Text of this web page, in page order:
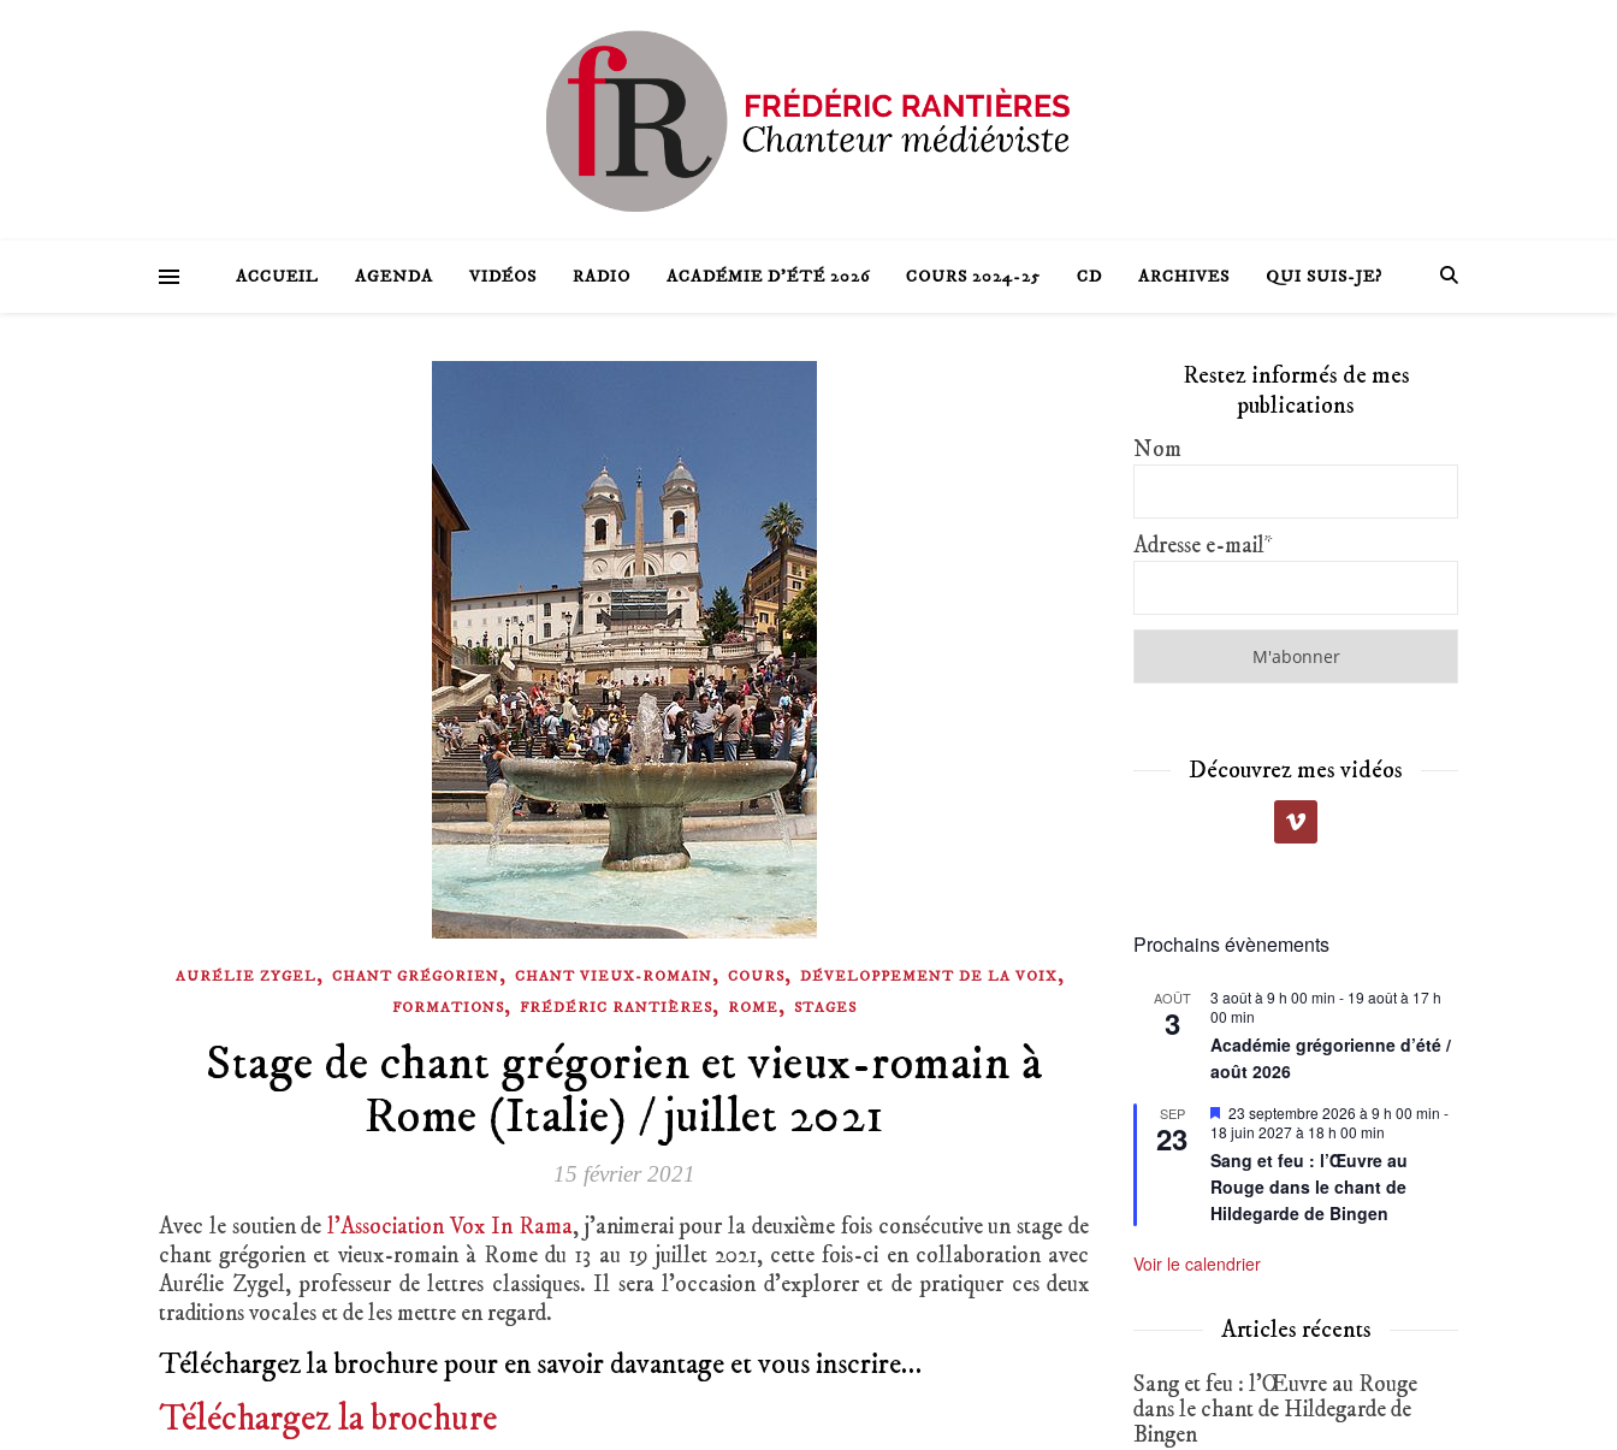
ACCUEIL AGENDA VIDÉOS RADIO ACADÉMIE D’ÉTÉ 2026 COURS 2024-25 CD ARCHIVES QUI SUIS-JE?
AURÉLIE ZYGEL, CHANT GRÉGORIEN, CHANT VIEUX-ROMAIN, COURS, DÉVELOPPEMENT DE LA VOIX,
FORMATIONS, FRÉDÉRIC RANTIÈRES, ROME, STAGES
Stage de chant grégorien et vieux-romain à
Rome (Italie) / juillet 2021
15 février 2021
Avec le soutien del’Association Vox In Rama, j’animerai pour la deuxième fois consécutive un stage de
chant grégorien et vieux-romain à Rome du 13 au 19 juillet 2021, cette fois-ci en collaboration avec
Aurélie Zygel, professeur de lettres classiques. Il sera l’occasion d’explorer et de pratiquer ces deux
traditions vocales et de les mettre en regard.
Téléchargez la brochure pour en savoir davantage et vous inscrire…
Téléchargez la brochure
Restez informés de mes
publications
Nom
Adresse e-mail*
Découvrez mes vidéos
Prochains évènements
AOÛT
3
3 août à 9 h 00 min - 19 août à 17 h
00 min
Académie grégorienne d’été /
août 2026
SEP
23
Mis
en
23 septembre 2026 à 9 h 00 min -
18 juin 2027 à 18 h 00 min
Sang et feu : l’Œuvre au
Rouge dans le chant de
Hildegarde de Bingen
Voir le calendrier
Articles récents
Sang et feu : l’Œuvre au Rouge
dans le chant de Hildegarde de
Bingen